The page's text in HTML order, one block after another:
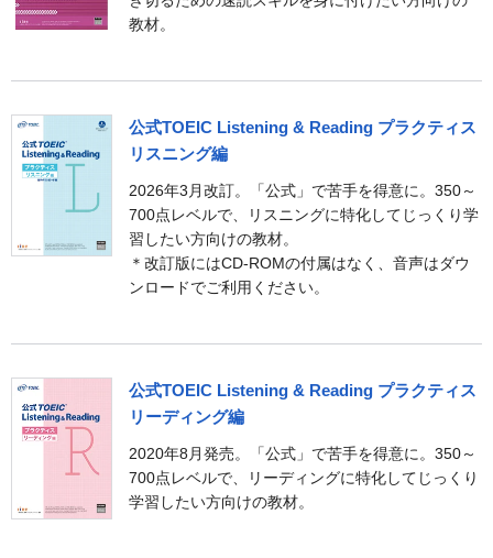
教材。
公式TOEIC Listening & Reading プラクティス
リスニング編
2026年3月改訂。「公式」で苦手を得意に。350～
700点レベルで、リスニングに特化してじっくり学
習したい方向けの教材。
＊改訂版にはCD-ROMの付属はなく、音声はダウ
ンロードでご利用ください。
公式TOEIC Listening & Reading プラクティス
リーディング編
2020年8月発売。「公式」で苦手を得意に。350～
700点レベルで、リーディングに特化してじっくり
学習したい方向けの教材。